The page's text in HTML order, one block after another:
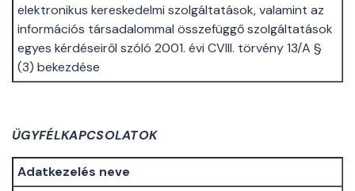
elektronikus kereskedelmi szolgáltatások, valamint az
információs társadalommal összefüggő szolgáltatások
egyes kérdéseiről szóló 2001. évi CVIII. törvény 13/A §
(3) bekezdése
ÜGYFÉLKAPCSOLATOK
Adatkezelés neve